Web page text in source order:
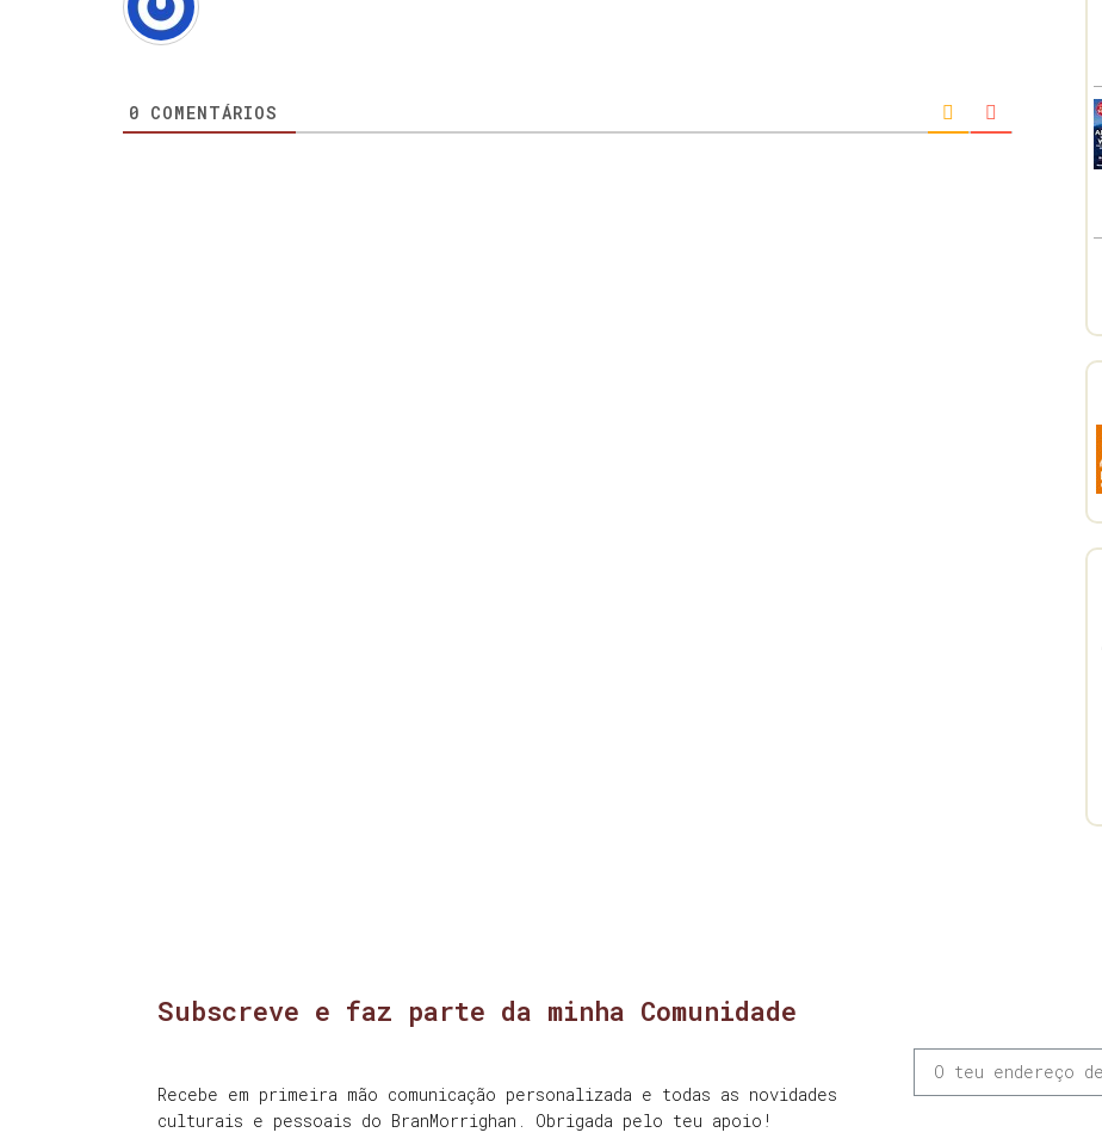
0 COMENTÁRIOS
Subscreve e faz parte da minha Comunidade
Recebe em primeira mão comunicação personalizada e todas as novidades
culturais e pessoais do BranMorrighan. Obrigada pelo teu apoio!